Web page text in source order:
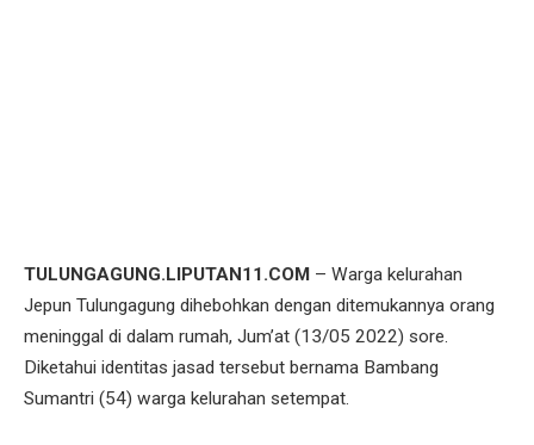
TULUNGAGUNG.LIPUTAN11.COM – Warga kelurahan
Jepun Tulungagung dihebohkan dengan ditemukannya orang
meninggal di dalam rumah, Jum’at (13/05 2022) sore.
Diketahui identitas jasad tersebut bernama Bambang
Sumantri (54) warga kelurahan setempat.